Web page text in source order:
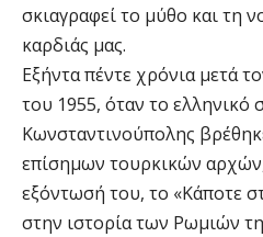
σκιαγραφεί το μύθο και τη
καρδιάς μας.
Εξήντα πέντε χρόνια μετά
του 1955, όταν το ελληνικό
Κωνσταντινούπολης
επίσημων τουρκικών
εξόντωσή του, το «Κάποτε
στην ιστορία των Ρωμιών